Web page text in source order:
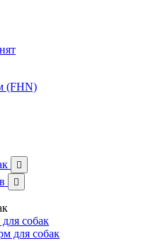
(FHN)


собак
для собак